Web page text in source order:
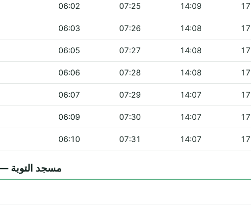
06:02 07:25 14:09
06:03 07:26 14:08
06:05 07:27 14:08
06:06 07:28 14:08
06:07 07:29 14:07
06:09 07:30 14:07
06:10 07:31 14:07
Questions fréquentes — مسجد التوبة